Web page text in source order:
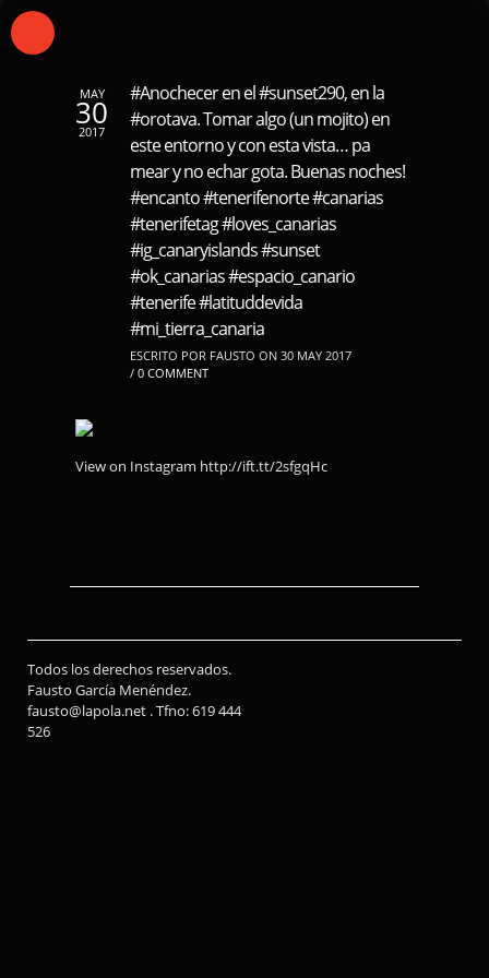
MAY
30
2017
#Anochecer en el #sunset290, en la
#orotava. Tomar algo (un mojito) en
este entorno y con esta vista… pa
mear y no echar gota. Buenas noches!
#encanto #tenerifenorte #canarias
#tenerifetag #loves_canarias
#ig_canaryislands #sunset
#ok_canarias #espacio_canario
#tenerife #latituddevida
#mi_tierra_canaria
ESCRITO POR FAUSTO ON 30 MAY 2017
/ 0 COMMENT
View on Instagram http://ift.tt/2sfgqHc
Todos los derechos reservados.
Fausto García Menéndez.
fausto@lapola.net . Tfno: 619 444
526